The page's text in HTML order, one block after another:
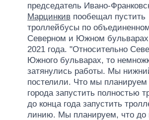
председатель Ивано-
Марцинкив пообещал пустить
троллейбусы по
Северном и Южном бульварах
2021 года. "Относительно
Южного бульварах, то
затянулись работы. Мы
постелили. Что мы
города запустить полностью
до конца года запустить
линию. Мы планируем, что до